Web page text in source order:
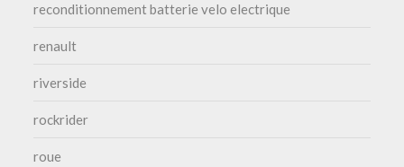
reconditionnement batterie velo electrique
renault
riverside
rockrider
roue